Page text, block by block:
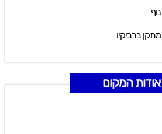
נוף
מתקן ברביקיו
אודות המקום